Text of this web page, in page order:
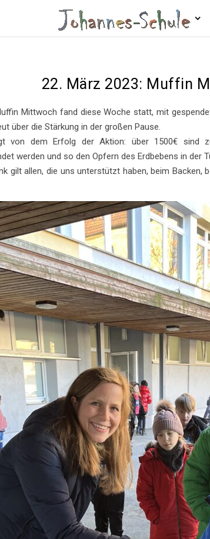
22. März 2023: Muffin
Mittwoch fand diese Woche statt, mit
über die Stärkung in der großen Pause.
von dem Erfolg der Aktion: über 1500€ sind
werden und so den Opfern des Erdbebens in der
gilt allen, die uns unterstützt haben, beim Backen,